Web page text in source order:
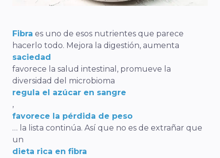
Fibra es uno de esos nutrientes que parece
hacerlo todo. Mejora la digestión, aumenta
saciedad
favorece la salud intestinal, promueve la
diversidad del microbioma
regula el azúcar en sangre
,
favorece la pérdida de peso
… la lista continúa. Así que no es de extrañar que
un
dieta rica en fibra